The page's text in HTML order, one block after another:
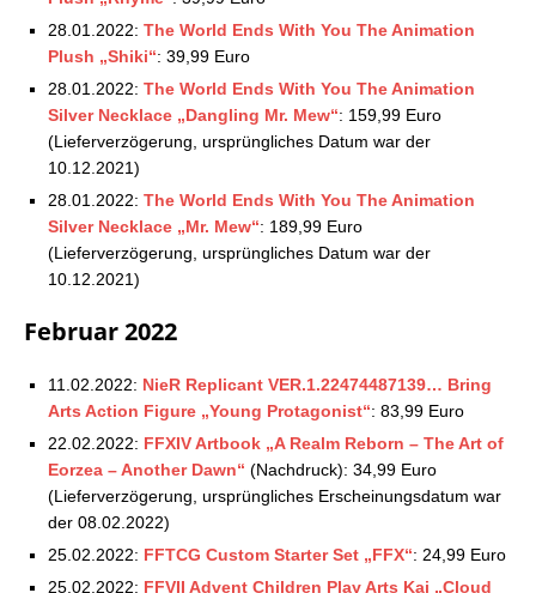
28.01.2022: The World Ends With You The Animation
Plush „Shiki“: 39,99 Euro
28.01.2022: The World Ends With You The Animation
Silver Necklace „Dangling Mr. Mew“: 159,99 Euro
(Lieferverzögerung, ursprüngliches Datum war der
10.12.2021)
28.01.2022: The World Ends With You The Animation
Silver Necklace „Mr. Mew“: 189,99 Euro
(Lieferverzögerung, ursprüngliches Datum war der
10.12.2021)
Februar 2022
11.02.2022: NieR Replicant VER.1.22474487139… Bring
Arts Action Figure „Young Protagonist“: 83,99 Euro
22.02.2022: FFXIV Artbook „A Realm Reborn – The Art of
Eorzea – Another Dawn“ (Nachdruck): 34,99 Euro
(Lieferverzögerung, ursprüngliches Erscheinungsdatum war
der 08.02.2022)
25.02.2022: FFTCG Custom Starter Set „FFX“: 24,99 Euro
25.02.2022: FFVII Advent Children Play Arts Kai „Cloud